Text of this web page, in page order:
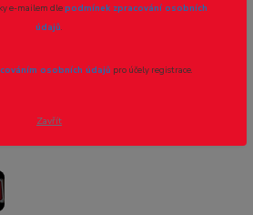
e-mailem dlepodmínek zpracování osobních
údajů.
osobních údajů pro účely registrace.
Zavřít